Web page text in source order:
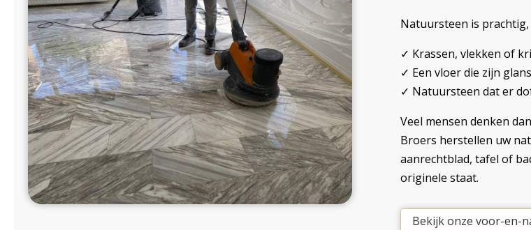
Natuursteen is
✓ Krassen, vlekken of
✓ Een vloer die zijn
✓ Natuursteen dat er
Veel mensen denken
Broers herstellen uw
aanrechtblad, tafel of
originele staat.
Bekijk onze voor-en-